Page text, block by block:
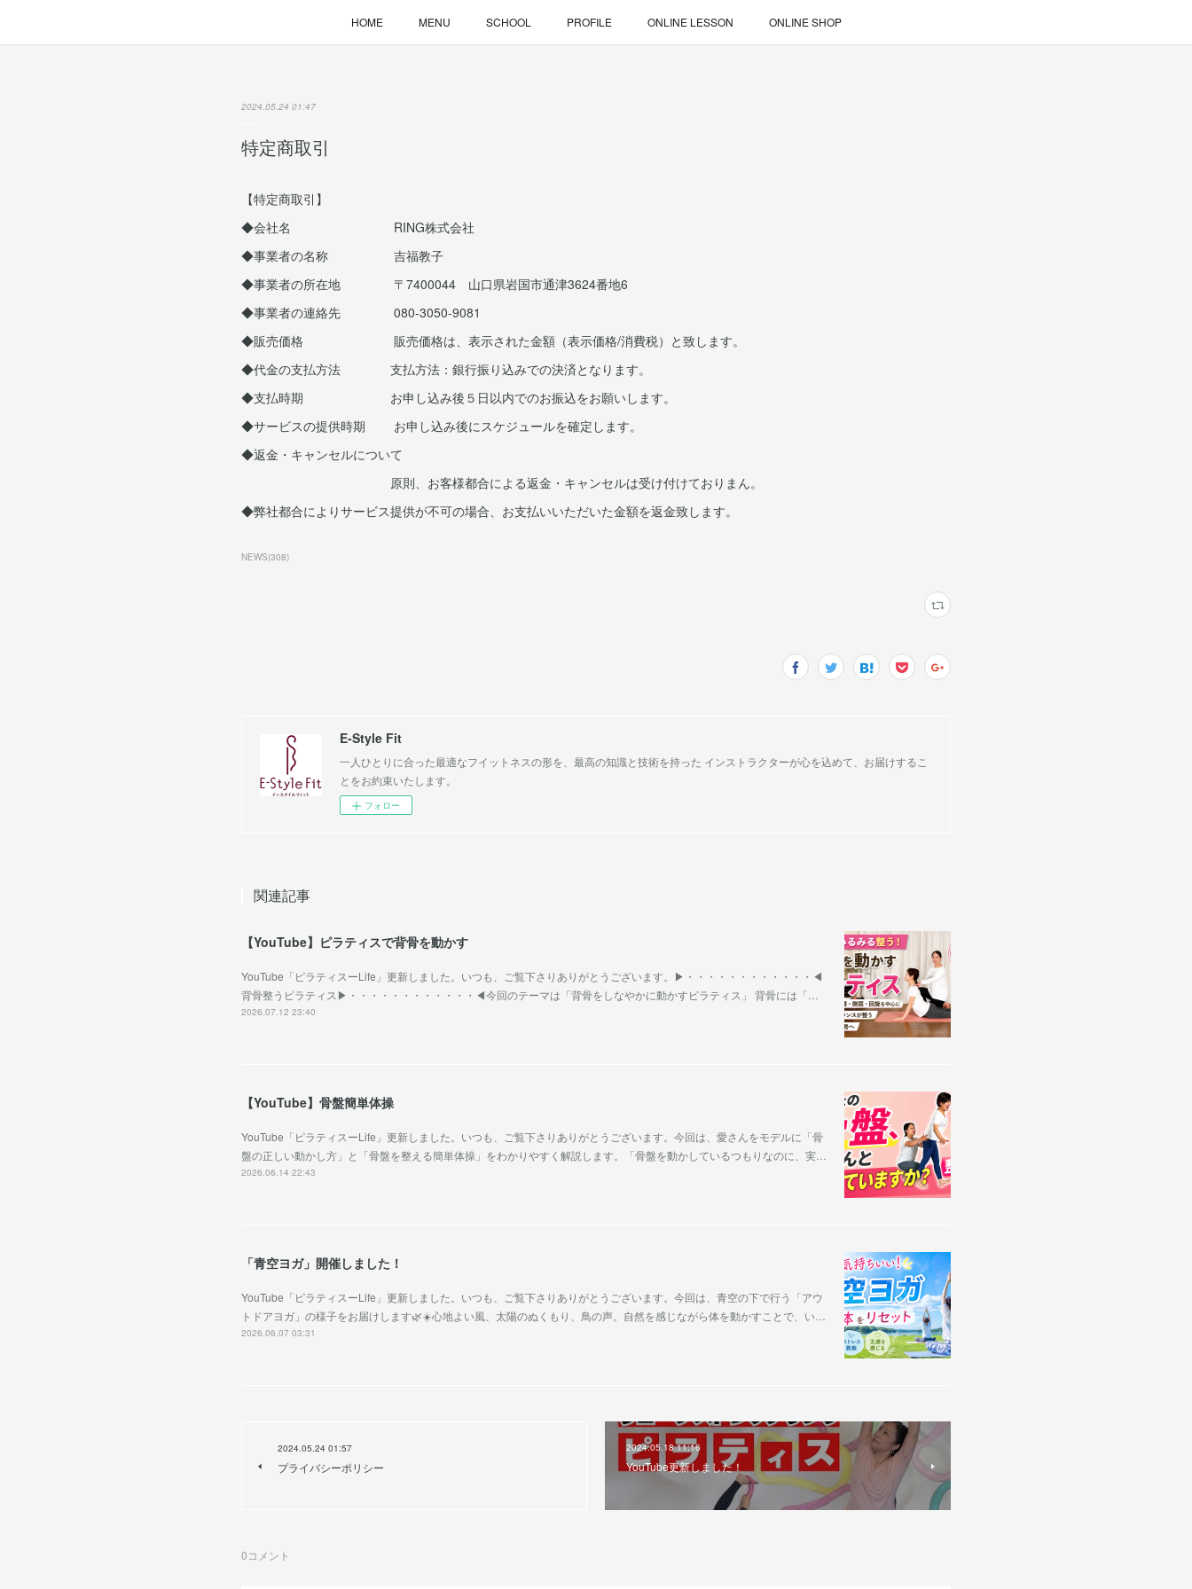
HOME MENU SCHOOL PROFILE ONLINE LESSON ONLINE SHOP
2024.05.24 01:47
特定商取引
【特定商取引】
◆会社名 RING株式会社
◆事業者の名称 吉福教子
◆事業者の所在地 〒7400044 山口県岩国市通津3624番地6
◆事業者の連絡先 080-3050-9081
◆販売価格 販売価格は、表示された金額（表示価格/消費税）と致します。
◆代金の支払方法 支払方法：銀行振り込みでの決済となります。
◆支払時期 お申し込み後５日以内でのお振込をお願いします。
◆サービスの提供時期 お申し込み後にスケジュールを確定します。
◆返金・キャンセルについて
原則、お客様都合による返金・キャンセルは受け付けておりまん。
◆弊社都合によりサービス提供が不可の場合、お支払いいただいた金額を返金致します。
NEWS(308)
E-Style Fit
一人ひとりに合った最適なフイットネスの形を、最高の知識と技術を持った インストラクターが心を込めて、お届けするこ
とをお約束いたします。
フォロー
関連記事
【YouTube】ピラティスで背骨を動かす
YouTube「ピラティスーLife」更新しました。いつも、ご覧下さりありがとうございます。▶︎・・・・・・・・・・・・◀︎
背骨整うピラティス▶︎・・・・・・・・・・・・◀︎今回のテーマは「背骨をしなやかに動かすピラティス」 背骨には「…
2026.07.12 23:40
【YouTube】骨盤簡単体操
YouTube「ピラティスーLife」更新しました。いつも、ご覧下さりありがとうございます。今回は、愛さんをモデルに「骨
盤の正しい動かし方」と「骨盤を整える簡単体操」をわかりやすく解説します。「骨盤を動かしているつもりなのに、実…
2026.06.14 22:43
「青空ヨガ」開催しました！
YouTube「ピラティスーLife」更新しました。いつも、ご覧下さりありがとうございます。今回は、青空の下で行う「アウ
トドアヨガ」の様子をお届けします🌿☀️心地よい風、太陽のぬくもり、鳥の声。自然を感じながら体を動かすことで、い…
2026.06.07 03:31
2024.05.24 01:57
プライバシーポリシー
2024.05.18 11:16
YouTube更新しました！
0コメント